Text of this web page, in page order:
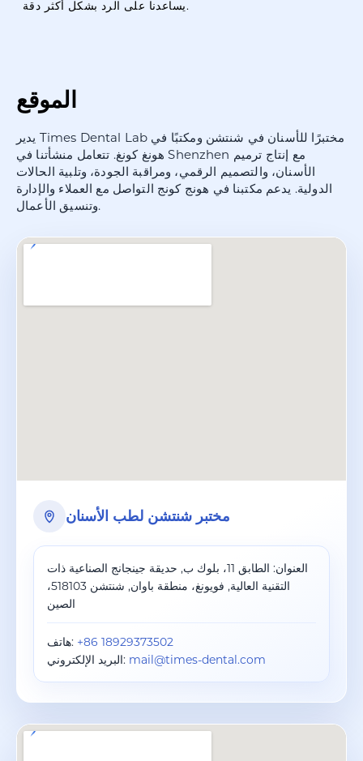
يساعدنا على الرد بشكل أكثر دقة.
الموقع
يدير Times Dental Lab مختبرًا للأسنان في شنتشن ومكتبًا في
هونغ كونغ. تتعامل منشأتنا في Shenzhen مع إنتاج ترميم
الأسنان، والتصميم الرقمي، ومراقبة الجودة، وتلبية الحالات
الدولية. يدعم مكتبنا في هونج كونج التواصل مع العملاء والإدارة
وتنسيق الأعمال.
مختبر شنتشن لطب الأسنان
العنوان:
الطابق 11، بلوك ب, حديقة جينجانج الصناعية ذات
التقنية العالية, فويونغ، منطقة باوان, شنتشن 518103،
الصين
هاتف: +86 18929373502
البريد الإلكتروني: mail@times-dental.com